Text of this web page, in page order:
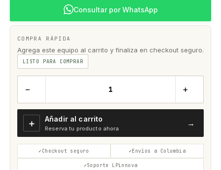
Consultar por WhatsApp
COMPRA RÁPIDA
Agrega este equipo al carrito y finaliza en checkout seguro.
LISTO PARA COMPRAR
− +
＋ Añadir al carrito
Reserva tu producto ahora
→
Checkout seguro Envíos a Colombia
Soporte LPinnova